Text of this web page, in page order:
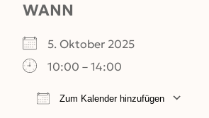
WANN
5. Oktober 2025
10:00 – 14:00
Zum Kalender hinzufügen